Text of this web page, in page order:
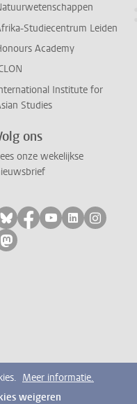
Studiecentrum Leiden
Academy
Institute for
Studies
ons
onze wekelijkse
Volg ons op bluesky
Volg ons op
Volg ons op
Volg ons
Volg
Volg ons op mastodon
Meer informatie.
weigeren